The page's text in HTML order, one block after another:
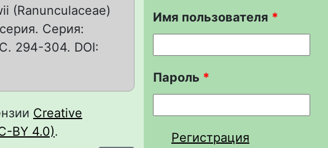
(Ranunculaceae)
Серия:
294-304. DOI:
Creative
BY 4.0).
Имя пользователя *
Пароль *
Регистрация